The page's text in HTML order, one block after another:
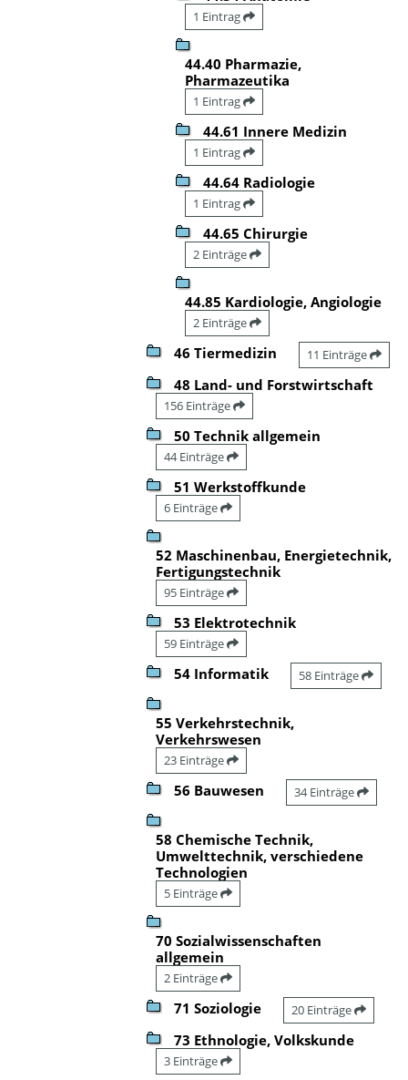
1 Eintrag
44.40 Pharmazie,
Pharmazeutika
1 Eintrag
44.61 Innere Medizin
1 Eintrag
44.64 Radiologie
1 Eintrag
44.65 Chirurgie
2 Einträge
44.85 Kardiologie, Angiologie
2 Einträge
46 Tiermedizin 11 Einträge
48 Land- und Forstwirtschaft
156 Einträge
50 Technik allgemein
44 Einträge
51 Werkstoffkunde
6 Einträge
52 Maschinenbau, Energietechnik,
Fertigungstechnik
95 Einträge
53 Elektrotechnik
59 Einträge
54 Informatik 58 Einträge
55 Verkehrstechnik,
Verkehrswesen
23 Einträge
56 Bauwesen 34 Einträge
58 Chemische Technik,
Umwelttechnik, verschiedene
Technologien
5 Einträge
70 Sozialwissenschaften
allgemein
2 Einträge
71 Soziologie 20 Einträge
73 Ethnologie, Volkskunde
3 Einträge